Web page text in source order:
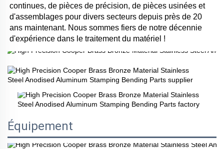
continues, de pièces de précision, de pièces usinées et
d'assemblages pour divers secteurs depuis près de 20
ans maintenant. Nous sommes fiers de notre décennie
d'expérience dans le traitement du matériel !
Équipement